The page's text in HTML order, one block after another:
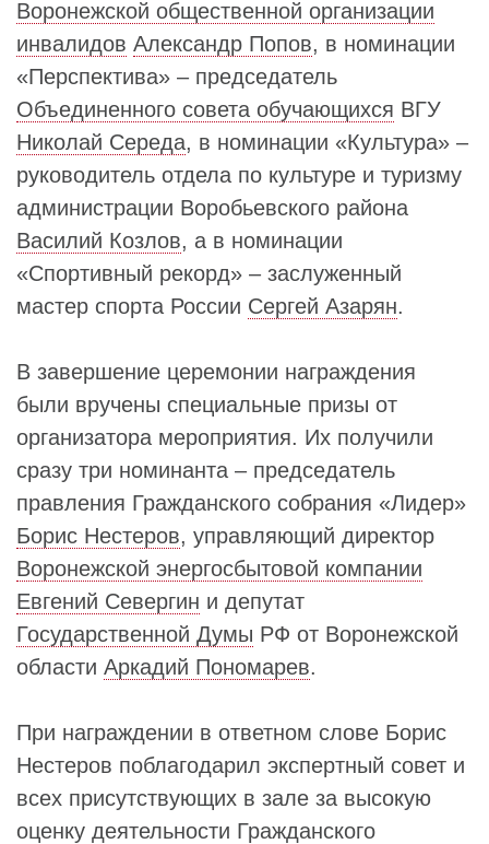
Воронежской общественной организации
инвалидов Александр Попов, в номинации
«Перспектива» – председатель
Объединенного совета обучающихся ВГУ
Николай Середа, в номинации «Культура» –
руководитель отдела по культуре и туризму
администрации Воробьевского района
Василий Козлов, а в номинации
«Спортивный рекорд» – заслуженный
мастер спорта России Сергей Азарян.
В завершение церемонии награждения
были вручены специальные призы от
организатора мероприятия. Их получили
сразу три номинанта – председатель
правления Гражданского собрания «Лидер»
Борис Нестеров, управляющий директор
Воронежской энергосбытовой компании
Евгений Севергин и депутат
Государственной Думы РФ от Воронежской
области Аркадий Пономарев.
При награждении в ответном слове Борис
Нестеров поблагодарил экспертный совет и
всех присутствующих в зале за высокую
оценку деятельности Гражданского